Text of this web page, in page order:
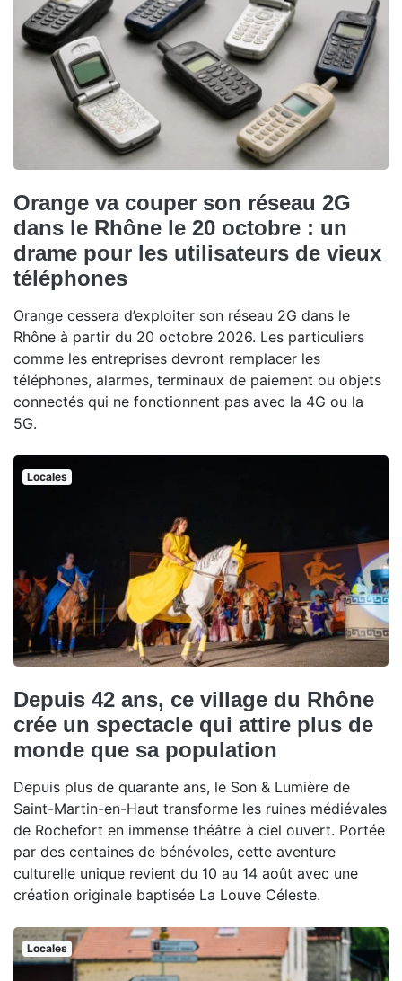
Orange va couper son réseau 2G
dans le Rhône le 20 octobre : un
drame pour les utilisateurs de vieux
téléphones
Orange cessera d’exploiter son réseau 2G dans le
Rhône à partir du 20 octobre 2026. Les particuliers
comme les entreprises devront remplacer les
téléphones, alarmes, terminaux de paiement ou objets
connectés qui ne fonctionnent pas avec la 4G ou la
5G.
Locales
Depuis 42 ans, ce village du Rhône
crée un spectacle qui attire plus de
monde que sa population
Depuis plus de quarante ans, le Son & Lumière de
Saint-Martin-en-Haut transforme les ruines médiévales
de Rochefort en immense théâtre à ciel ouvert. Portée
par des centaines de bénévoles, cette aventure
culturelle unique revient du 10 au 14 août avec une
création originale baptisée La Louve Céleste.
Locales